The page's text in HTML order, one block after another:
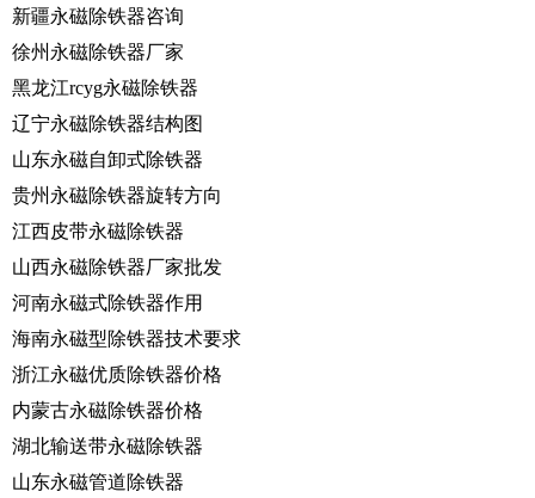
新疆永磁除铁器咨询
徐州永磁除铁器厂家
黑龙江rcyg永磁除铁器
辽宁永磁除铁器结构图
山东永磁自卸式除铁器
贵州永磁除铁器旋转方向
江西皮带永磁除铁器
山西永磁除铁器厂家批发
河南永磁式除铁器作用
海南永磁型除铁器技术要求
浙江永磁优质除铁器价格
内蒙古永磁除铁器价格
湖北输送带永磁除铁器
山东永磁管道除铁器